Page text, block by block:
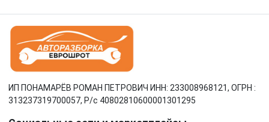
ИП ПОНАМАРЁВ РОМАН ПЕТРОВИЧ ИНН: 233008968121, ОГРН :
313237319700057, Р/c 40802810600001301295